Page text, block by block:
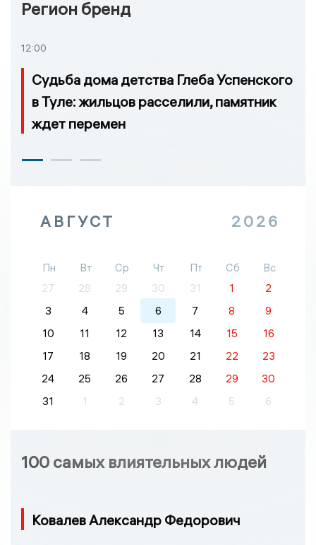
Регион бренд
12:00
Судьба дома детства Глеба Успенского
в Туле: жильцов расселили, памятник
ждет перемен
АВГУСТ 2026
Пн Вт Ср Чт Пт Сб
Вс
27
28 29 30 31 1
2
3
4 5 6 7 8
9
10
11 12 13 14 15
16
17
18 19 20 21 22
23
24
25 26 27 28 29
30
31
1 2 3 4 5 6
100 самых влиятельных людей
Ковалев Александр Федорович